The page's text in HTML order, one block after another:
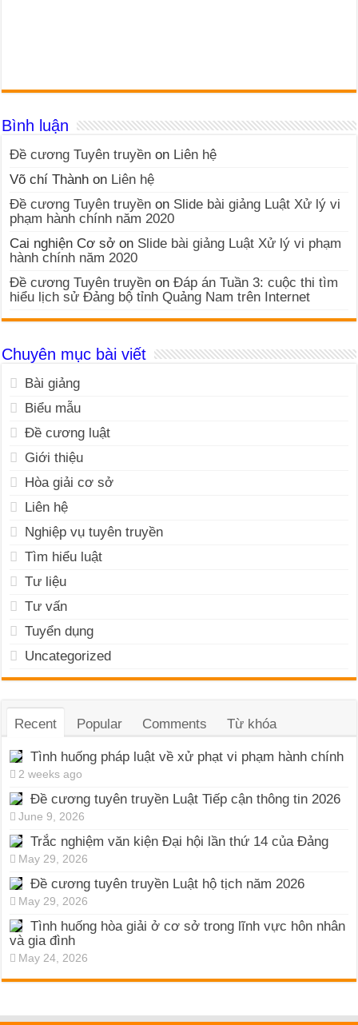
Bình luận
Đề cương Tuyên truyền on Liên hệ
Võ chí Thành on Liên hệ
Đề cương Tuyên truyền on Slide bài giảng Luật Xử lý vi
phạm hành chính năm 2020
Cai nghiện Cơ sở on Slide bài giảng Luật Xử lý vi phạm
hành chính năm 2020
Đề cương Tuyên truyền onĐáp án Tuần 3: cuộc thi tìm
hiểu lịch sử Đảng bộ tỉnh Quảng Nam trên Internet
Chuyên mục bài viết
Bài giảng
Biểu mẫu
Đề cương luật
Giới thiệu
Hòa giải cơ sở
Liên hệ
Nghiệp vụ tuyên truyền
Tìm hiểu luật
Tư liệu
Tư vấn
Tuyển dụng
Uncategorized
Recent Popular Comments Từ khóa
Tình huống pháp luật về xử phạt vi phạm hành chính
2 weeks ago
Đề cương tuyên truyền Luật Tiếp cận thông tin 2026
June 9, 2026
Trắc nghiệm văn kiện Đại hội lần thứ 14 của Đảng
May 29, 2026
Đề cương tuyên truyền Luật hộ tịch năm 2026
May 29, 2026
Tình huống hòa giải ở cơ sở trong lĩnh vực hôn nhân
và gia đình
May 24, 2026